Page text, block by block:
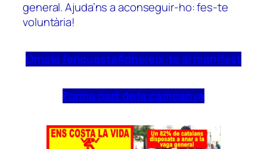
general. Ajuda’ns a aconseguir-ho: fes-te
voluntària!
Omple l’enquestaAdhereix-te al manifest
Forma part de la campanya